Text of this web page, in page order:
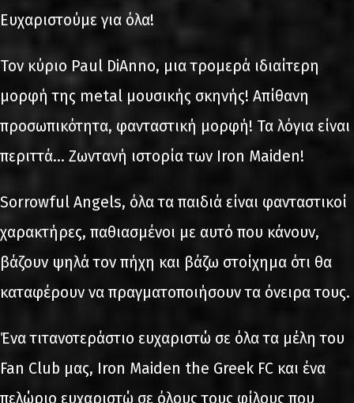
Ευχαριστούμε για όλα!
Τον κύριο Paul DiAnno, μια τρομερά ιδιαίτερη
μορφή της metal μουσικής σκηνής! Απίθανη
προσωπικότητα, φανταστική μορφή! Τα λόγια είναι
περιττά… Ζωντανή ιστορία των Iron Maiden!
Sorrowful Angels, όλα τα παιδιά είναι φανταστικοί
χαρακτήρες, παθιασμένοι με αυτό που κάνουν,
βάζουν ψηλά τον πήχη και βάζω στοίχημα ότι θα
καταφέρουν να πραγματοποιήσουν τα όνειρα τους.
Ένα τιτανοτεράστιο ευχαριστώ σε όλα τα μέλη του
Fan Club μας, Iron Maiden the Greek FC και ένα
πελώριο ευχαριστώ σε όλους τους φίλους που